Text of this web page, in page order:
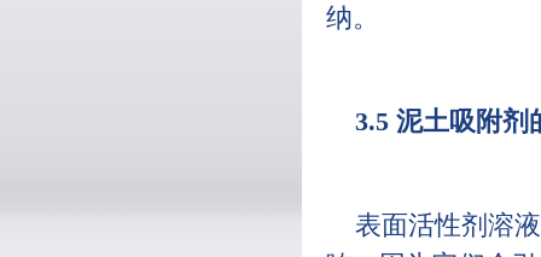
纳。
3.5 泥土吸附剂
表面活性剂溶